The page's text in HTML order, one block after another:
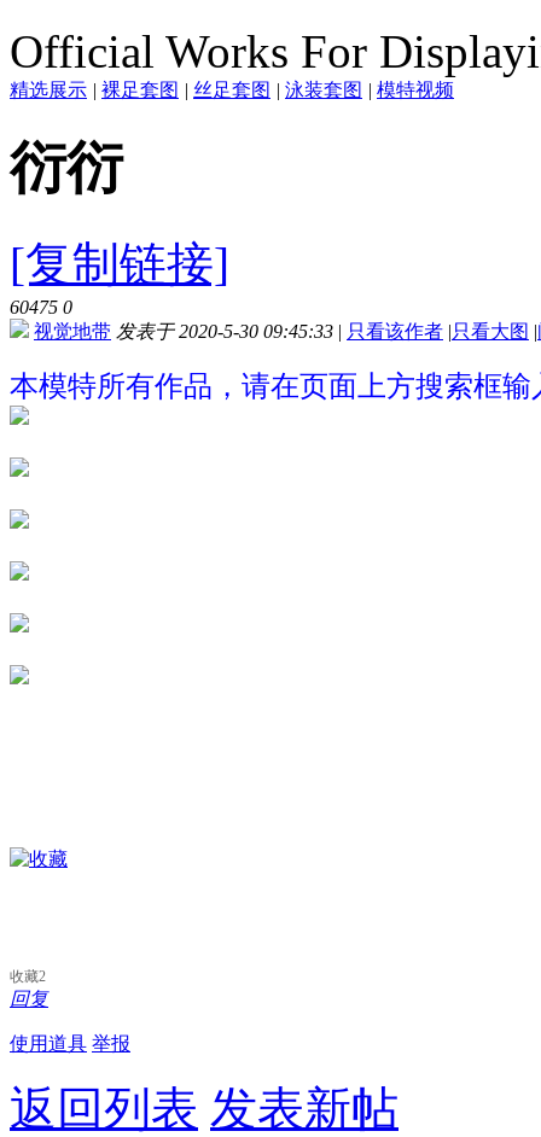
Official Works For
精选展示 | 裸足套图 | 丝足套图 | 泳装套图 | 模特视频
衍衍
[复制链接]
60475 0
视觉地带 发表于 2020-5-30 09:45:33 | 只看该作者 |只看大图 |
本模特所有作品，请在页面上方搜索框输
收藏2
回复
使用道具 举报
返回列表 发表新帖